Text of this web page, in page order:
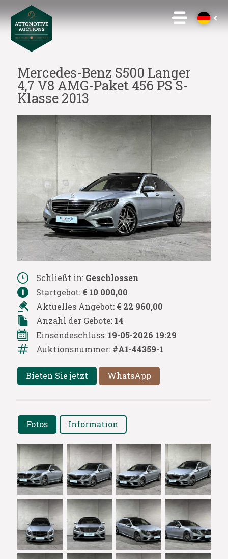
Mercedes-Benz S500 Langer
4,7 V8 AMG-Paket 456 PS S-
Klasse 2013
Schließt in: Geschlossen
Startgebot: € 10 000,00
Aktuelles Angebot: € 22 960,00
Anzahl der Gebote: 14
Einsendeschluss: 19-05-2026 19:29
Auktionsnummer: #A1-44359-1
Bieten Sie jetzt WhatsApp
Fotos Information